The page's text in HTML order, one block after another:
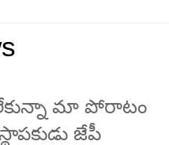
లేకున్నా మా పోరాటం
జేపీ